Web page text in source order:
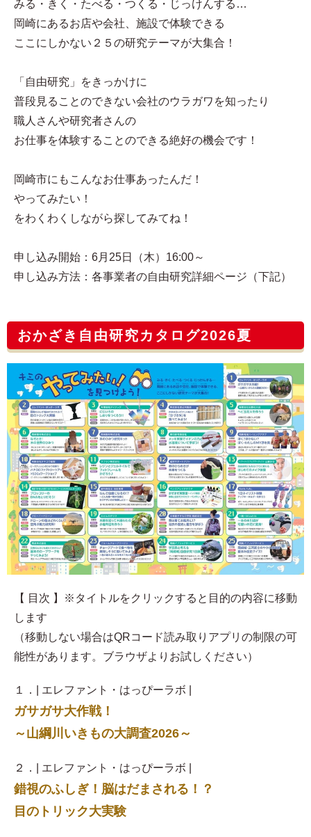
みる・きく・たべる・つくる・じっけんする…
岡崎にあるお店や会社、施設で体験できる
ここにしかない２５の研究テーマが大集合！
「自由研究」をきっかけに
普段見ることのできない会社のウラガワを知ったり
職人さんや研究者さんの
お仕事を体験することのできる絶好の機会です！
岡崎市にもこんなお仕事あったんだ！
やってみたい！
をわくわくしながら探してみてね！
申し込み開始：6月25日（木）16:00～
申し込み方法：各事業者の自由研究詳細ページ（下記）
おかざき自由研究カタログ2026夏
【 目次 】※タイトルをクリックすると目的の内容に移動
します
（移動しない場合はQRコード読み取りアプリの制限の可
能性があります。ブラウザよりお試しください）
１．| エレファント・はっぴーラボ |
ガサガサ大作戦！
～山綱川いきもの大調査2026～
２．| エレファント・はっぴーラボ |
錯視のふしぎ！脳はだまされる！？
目のトリック大実験